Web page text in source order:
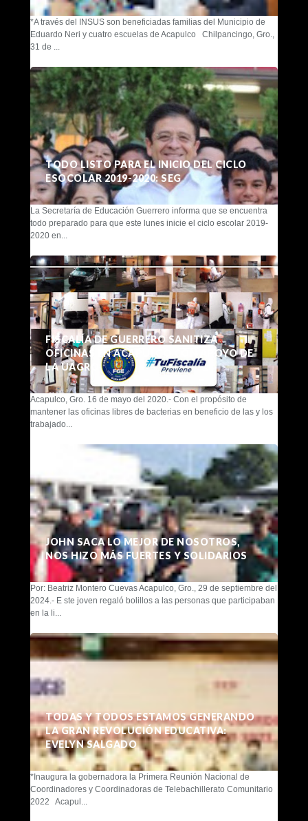
*A través del INSUS son beneficiadas familias del Municipio de
Eduardo Neri y cuatro escuelas de Acapulco Chilpancingo, Gro.,
31 de ...
TODO LISTO PARA EL INICIO DEL CICLO
ESOCOLAR 2019-2020: SEG
La Secretaría de Educación Guerrero informa que se encuentra
todo preparado para que este lunes inicie el ciclo escolar 2019-
2020 en...
FISCALÍA DE GUERRERO SANITIZA
OFICINAS EN ACAPULCO CON APOYO DE
LA UAGRO
Acapulco, Gro. 16 de mayo del 2020.- Con el propósito de
mantener las oficinas libres de bacterias en beneficio de las y los
trabajado...
JOHN SACA LO MEJOR DE NOSOTROS,
NOS HIZO MÁS FUERTES Y SOLIDARIOS
Por: Beatriz Montero Cuevas Acapulco, Gro., 29 de septiembre del
2024.- E ste joven regaló bolillos a las personas que participaban
en la li...
TODAS Y TODOS ESTAMOS GENERANDO
LA GRAN REVOLUCIÓN EDUCATIVA:
EVELYN SALGADO
*Inaugura la gobernadora la Primera Reunión Nacional de
Coordinadores y Coordinadoras de Telebachillerato Comunitario
2022 Acapul...